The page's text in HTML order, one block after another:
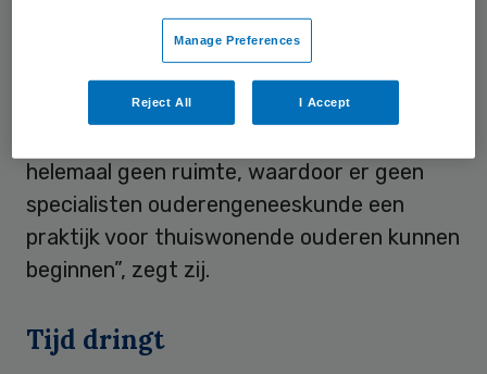
behandelen, krijgen te maken met
organisatievereisten van zorgverzekeraars
waaraan zij moeilijk kunnen voldoen. Nieuwe
helemaal geen ruimte, waardoor er geen
specialisten ouderengeneeskunde een
praktijk voor thuiswonende ouderen kunnen
beginnen”, zegt zij.
Tijd dringt
Manage Preferences
Reject All I Accept